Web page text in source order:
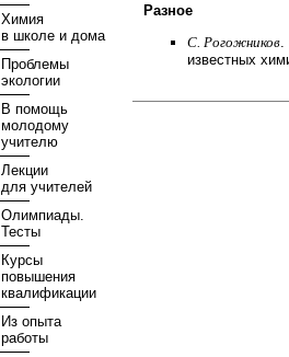
Химия
в школе и дома
Проблемы
экологии
В помощь
молодому
учителю
Лекции
для учителей
Олимпиады.
Тесты
Курсы
повышения
квалификации
Из опыта
работы
Разное
С. Рогожников
известных